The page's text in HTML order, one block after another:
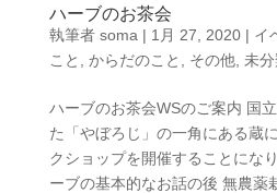
ハーブのお茶会
執筆者 soma | 1月 27, 2020| イ
こと
からだのこと その他, 未
ハーブのお茶会WSのご案内 国
た「やぼろじ」の一角にある蔵
クショップを開催することにな
ーブの基本的なお話の後 無農薬